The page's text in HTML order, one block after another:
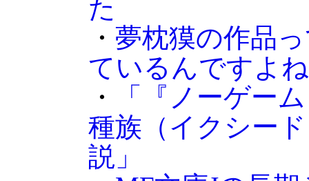
た
・ 夢枕獏の作品
ているんですよね
・
「『ノーゲー
種族（イクシー
説」